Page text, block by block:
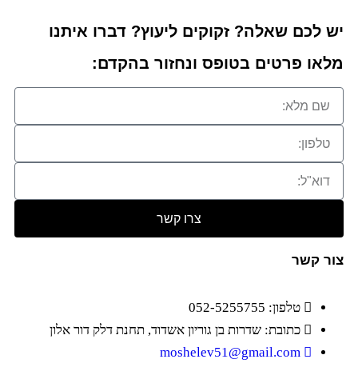
שאלה? זקוקים ליעוץ? דברו איתנו
פרטים בטופס ונחזור בהקדם:
טלפון: 052-5255755
כתובת: שדרות בן גוריון אשדוד, תחנת דלק דור אלון
moshelev51@gmail.com